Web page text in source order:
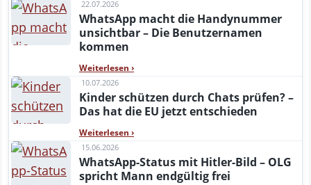
22.07.2026
WhatsApp macht die Handynummer
unsichtbar – Die Benutzernamen
kommen
Weiterlesen ›
10.07.2026
Kinder schützen durch Chats prüfen? –
Das hat die EU jetzt entschieden
Weiterlesen ›
15.06.2026
WhatsApp-Status mit Hitler-Bild – OLG
spricht Mann endgültig frei